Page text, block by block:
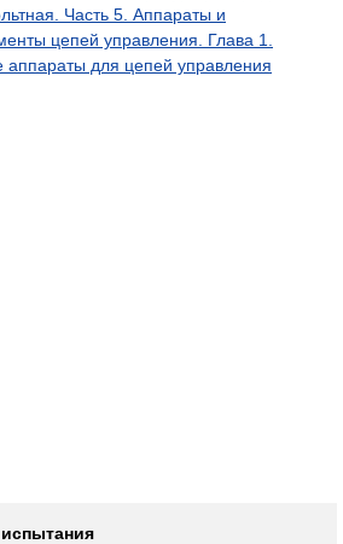
Часть 5. Аппараты и
цепей управления. Глава 1.
аппараты для цепей управления